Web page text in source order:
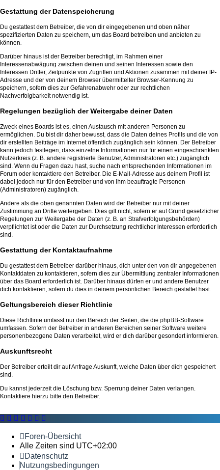
Gestattung der Datenspeicherung
Du gestattest dem Betreiber, die von dir eingegebenen und oben näher
spezifizierten Daten zu speichern, um das Board betreiben und anbieten zu
können.
Darüber hinaus ist der Betreiber berechtigt, im Rahmen einer
Interessenabwägung zwischen deinen und seinen Interessen sowie den
Interessen Dritter, Zeitpunkte von Zugriffen und Aktionen zusammen mit deiner IP-
Adresse und der von deinem Browser übermittelter Browser-Kennung zu
speichern, sofern dies zur Gefahrenabwehr oder zur rechtlichen
Nachverfolgbarkeit notwendig ist.
Regelungen bezüglich der Weitergabe deiner Daten
Zweck eines Boards ist es, einen Austausch mit anderen Personen zu
ermöglichen. Du bist dir daher bewusst, dass die Daten deines Profils und die von
dir erstellten Beiträge im Internet öffentlich zugänglich sein können. Der Betreiber
kann jedoch festlegen, dass einzelne Informationen nur für einen eingeschränkten
Nutzerkreis (z. B. andere registrierte Benutzer, Administratoren etc.) zugänglich
sind. Wenn du Fragen dazu hast, suche nach entsprechenden Informationen im
Forum oder kontaktiere den Betreiber. Die E-Mail-Adresse aus deinem Profil ist
dabei jedoch nur für den Betreiber und von ihm beauftragte Personen
(Administratoren) zugänglich.
Andere als die oben genannten Daten wird der Betreiber nur mit deiner
Zustimmung an Dritte weitergeben. Dies gilt nicht, sofern er auf Grund gesetzlicher
Regelungen zur Weitergabe der Daten (z. B. an Strafverfolgungsbehörden)
verpflichtet ist oder die Daten zur Durchsetzung rechtlicher Interessen erforderlich
sind.
Gestattung der Kontaktaufnahme
Du gestattest dem Betreiber darüber hinaus, dich unter den von dir angegebenen
Kontaktdaten zu kontaktieren, sofern dies zur Übermittlung zentraler Informationen
über das Board erforderlich ist. Darüber hinaus dürfen er und andere Benutzer
dich kontaktieren, sofern du dies in deinem persönlichen Bereich gestattet hast.
Geltungsbereich dieser Richtlinie
Diese Richtlinie umfasst nur den Bereich der Seiten, die die phpBB-Software
umfassen. Sofern der Betreiber in anderen Bereichen seiner Software weitere
personenbezogene Daten verarbeitet, wird er dich darüber gesondert informieren.
Auskunftsrecht
Der Betreiber erteilt dir auf Anfrage Auskunft, welche Daten über dich gespeichert
sind.
Du kannst jederzeit die Löschung bzw. Sperrung deiner Daten verlangen.
Kontaktiere hierzu bitte den Betreiber.
Foren-Übersicht
Alle Zeiten sind UTC+02:00
Datenschutz
Nutzungsbedingungen